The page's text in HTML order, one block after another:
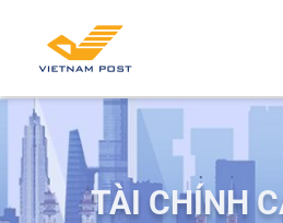
TÀI CHÍNH